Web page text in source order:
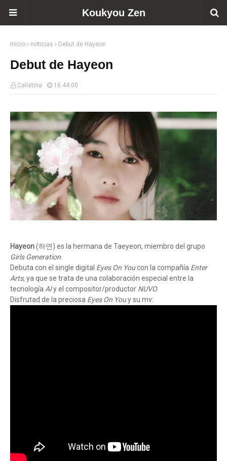
Koukyou Zen
Inicio noticias Debut de Hayeon
Debut de Hayeon
Calistina 16:44:00
Hayeon(하연) es la hermana de Taeyeon, miembro del grupo
Girls Generation.
Debuta con el single digital Eyes On Youcon la compañía Enter
Arts, ya que se trata de una colaboración especial entre la
tecnologíaAIy el compositor/productor NUVO.
Disfrutad de la preciosa Eyes On Youy su mv: